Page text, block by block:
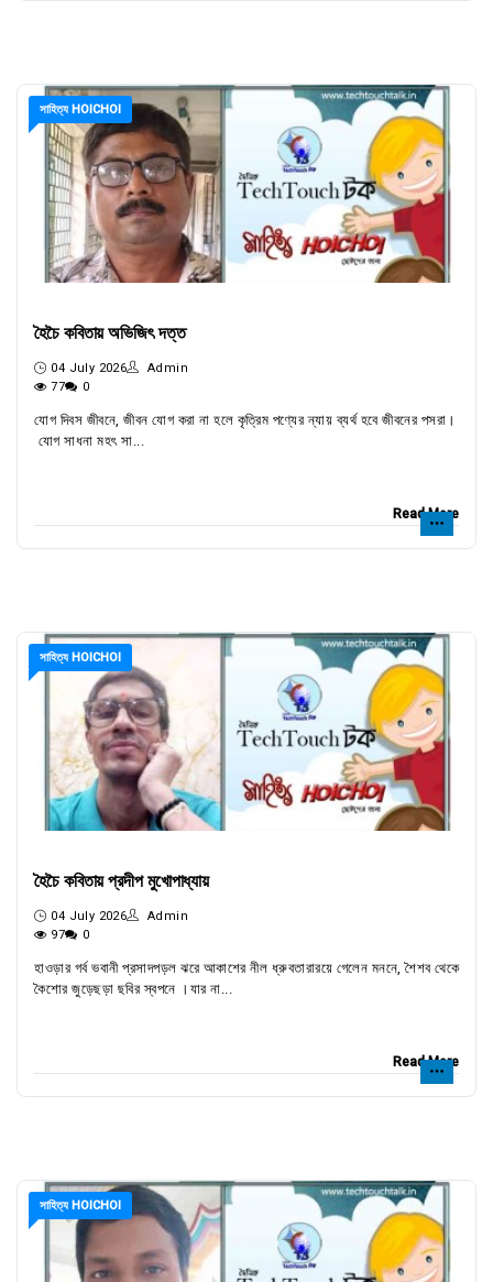
সাহিত্য HOICHOI
হৈচৈ কবিতায় অভিজিৎ দত্ত
04 July 2026
Admin
77
0
যোগ দিবস জীবনে, জীবন যোগ করা না হলে কৃত্রিম পণ্যের ন্যায় ব্যর্থ হবে জীবনের পসরা।
যোগ সাধনা মহৎ সা...
Read More
সাহিত্য HOICHOI
হৈচৈ কবিতায় প্রদীপ মুখোপাধ্যায়
04 July 2026
Admin
97
0
হাওড়ার গর্ব ভবানী প্রসাদপড়ল ঝরে আকাশের নীল ধ্রুবতারারয়ে গেলেন মননে, শৈশব থেকে
কৈশোর জুড়েছড়া ছবির স্বপনে ।যার না...
Read More
সাহিত্য HOICHOI